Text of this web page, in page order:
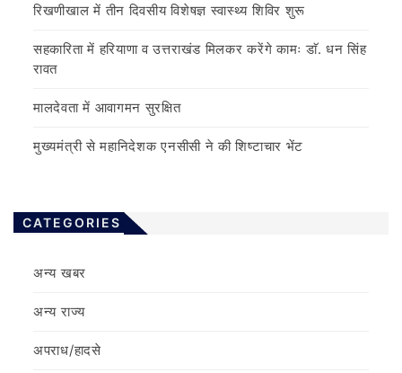
रिखणीखाल में तीन दिवसीय विशेषज्ञ स्वास्थ्य शिविर शुरू
सहकारिता में हरियाणा व उत्तराखंड मिलकर करेंगे कामः डाॅ. धन सिंह
रावत
मालदेवता में आवागमन सुरक्षित
मुख्यमंत्री से महानिदेशक एनसीसी ने की शिष्टाचार भेंट
CATEGORIES
अन्य खबर
अन्य राज्य
अपराध/हादसे